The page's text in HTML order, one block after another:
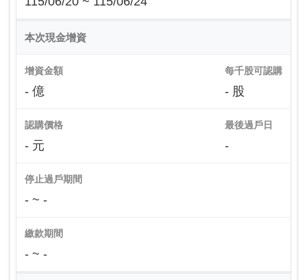
本次現金增資
增資金額
- 億
每千股可認購
- 股
認購價格
- 元
最後過戶日
-
停止過戶期間
- ~ -
繳款期間
- ~ -